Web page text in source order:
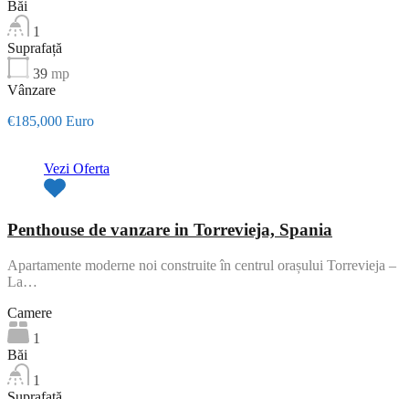
Băi
1
Suprafață
39 mp
Vânzare
€185,000 Euro
Vezi Oferta
Penthouse de vanzare in Torrevieja, Spania
Apartamente moderne noi construite în centrul orașului Torrevieja –
La…
Camere
1
Băi
1